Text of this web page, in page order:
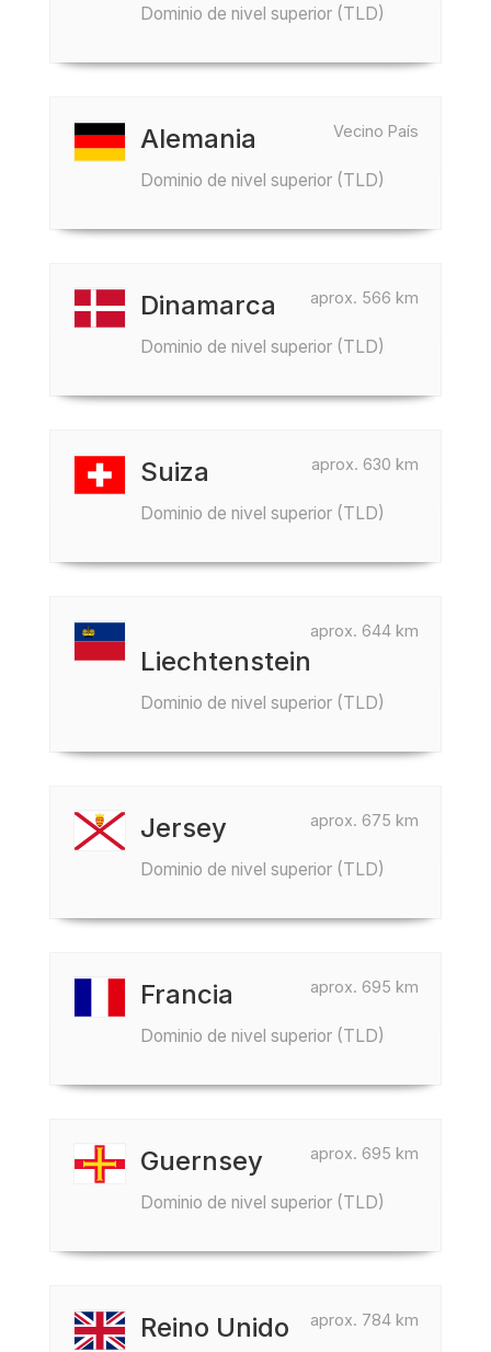
Dominio de nivel superior (TLD)
Vecino País
Alemania
Dominio de nivel superior (TLD)
aprox. 566 km
Dinamarca
Dominio de nivel superior (TLD)
aprox. 630 km
Suiza
Dominio de nivel superior (TLD)
aprox. 644 km
Liechtenstein
Dominio de nivel superior (TLD)
aprox. 675 km
Jersey
Dominio de nivel superior (TLD)
aprox. 695 km
Francia
Dominio de nivel superior (TLD)
aprox. 695 km
Guernsey
Dominio de nivel superior (TLD)
aprox. 784 km
Reino Unido